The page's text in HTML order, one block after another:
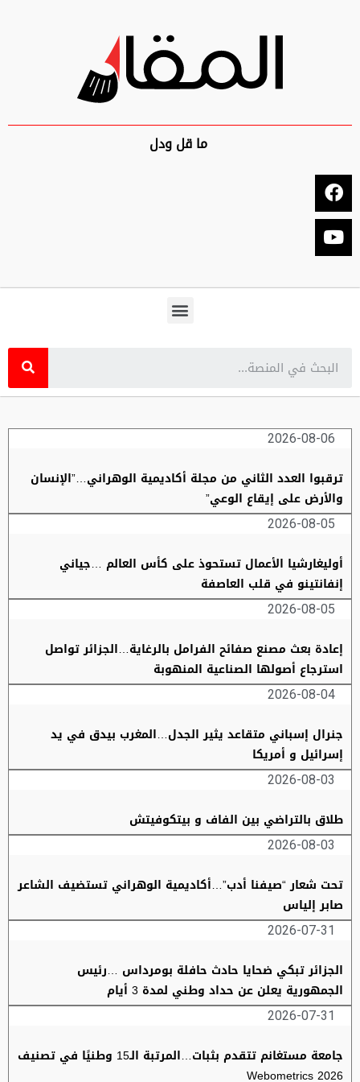
ما قل ودل
2026-08-06
ترقبوا العدد الثاني من مجلة أكاديمية الوهراني…”الإنسان
والأرض على إيقاع الوعي”
2026-08-05
أوليغارشيا الأعمال تستحوذ على كأس العالم …جياني
إنفانتينو في قلب العاصفة
2026-08-05
إعادة بعث مصنع صفائح الفرامل بالرغاية…الجزائر تواصل
استرجاع أصولها الصناعية المنهوبة
2026-08-04
جنرال إسباني متقاعد يثير الجدل…المغرب بيدق في يد
إسرائيل و أمريكا
2026-08-03
طلاق بالتراضي بين الفاف و بيتكوفيتش
2026-08-03
تحت شعار “صيفنا أدب”…أكاديمية الوهراني تستضيف الشاعر
صابر إلياس
2026-07-31
الجزائر تبكي ضحايا حادث حافلة بومرداس …رئيس
الجمهورية يعلن عن حداد وطني لمدة 3 أيام
2026-07-31
جامعة مستغانم تتقدم بثبات…المرتبة الـ15 وطنيًا في تصنيف
Webometrics 2026